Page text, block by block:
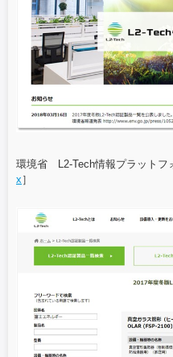
環境省 L2-Tech情報プラットフ
x］